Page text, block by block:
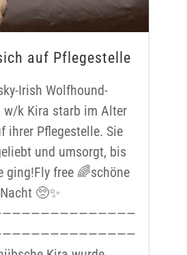
auf Pflegestelle
Irish Wolfhound-
w/k Kira starb im Alter
ihrer Pflegestelle. Sie
und umsorgt, bis
ging!Fly free 🌈schöne
🥺✨